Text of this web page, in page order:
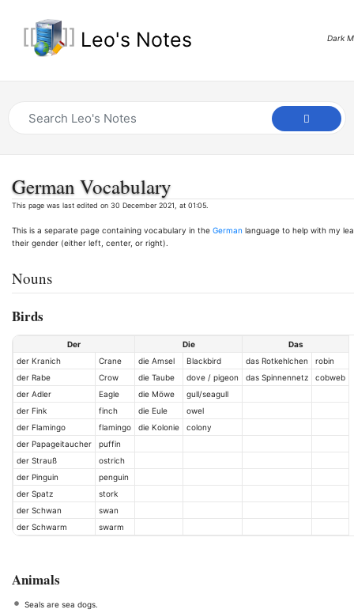
Leo's Notes Dark
German Vocabulary
This page was last edited on 30 December 2021, at 01:05.
This is a separate page containing vocabulary in the German language to help with my
their gender (either left, center, or right).
Nouns
Birds
Der Die
Das
der Kranich
Crane die Amsel Blackbird das Rotkehlchen
robin
der Rabe
Crow die Taube dove / pigeon das Spinnennetz
cobweb
der Adler
Eagle die Möwe
gull/seagull
der Fink
finch die Eule
owel
der Flamingo
flamingo die Kolonie
colony
der Papageitaucher
puffin
der Strauß
ostrich
der Pinguin
penguin
der Spatz
stork
der Schwan
swan
der Schwarm
swarm
Animals
Seals are sea dogs.